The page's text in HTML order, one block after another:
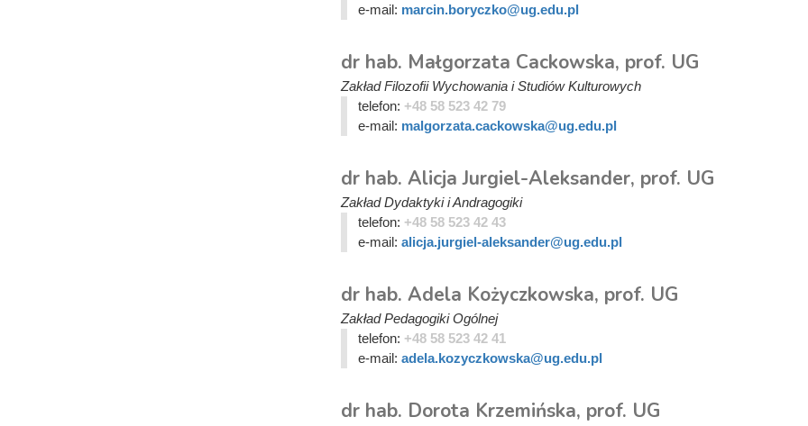
e-mail: marcin.boryczko@ug.edu.pl
dr hab. Małgorzata Cackowska, prof. UG
Zakład Filozofii Wychowania i Studiów Kulturowych
telefon: +48 58 523 42 79
e-mail: malgorzata.cackowska@ug.edu.pl
dr hab. Alicja Jurgiel-Aleksander, prof. UG
Zakład Dydaktyki i Andragogiki
telefon: +48 58 523 42 43
e-mail: alicja.jurgiel-aleksander@ug.edu.pl
dr hab. Adela Kożyczkowska, prof. UG
Zakład Pedagogiki Ogólnej
telefon: +48 58 523 42 41
e-mail: adela.kozyczkowska@ug.edu.pl
dr hab. Dorota Krzemińska, prof. UG